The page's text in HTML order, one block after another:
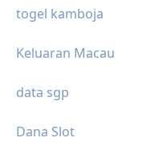
togel kamboja
Keluaran Macau
data sgp
Dana Slot